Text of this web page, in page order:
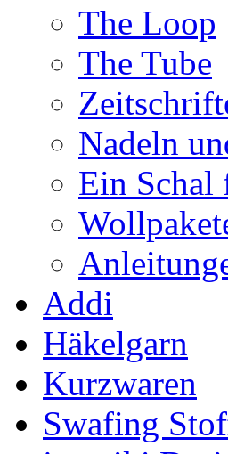
The Loop
The Tube
Nadeln
Ein Schal
Addi
Häkelgarn
Kurzwaren
Swafing